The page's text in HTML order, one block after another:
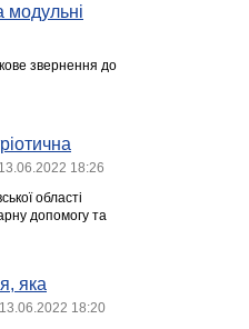
модульні
звернення до
13.06.2022 18:26
області
допомогу та
яка
13.06.2022 18:20